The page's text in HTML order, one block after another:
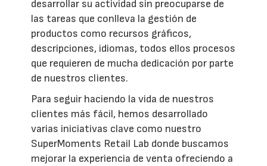
desarrollar su actividad sin preocuparse de
las tareas que conlleva la gestión de
productos como recursos gráficos,
descripciones, idiomas, todos ellos procesos
que requieren de mucha dedicación por parte
de nuestros clientes.
Para seguir haciendo la vida de nuestros
clientes más fácil, hemos desarrollado
varias iniciativas clave como nuestro
SuperMoments Retail Lab donde buscamos
mejorar la experiencia de venta ofreciendo a